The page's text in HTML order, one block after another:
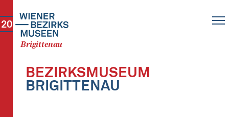
Brigittenau
20
BEZIRKSMUSEUM
BRIGITTENAU